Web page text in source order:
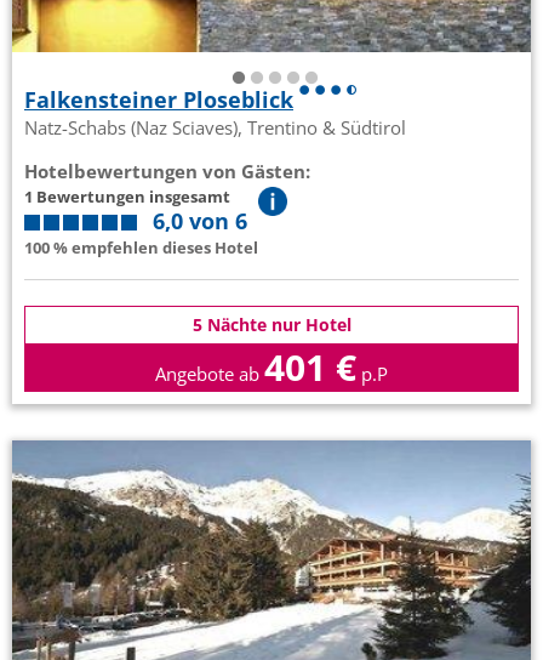
Falkensteiner Ploseblick
Natz-Schabs (Naz Sciaves), Trentino & Südtirol
Hotelbewertungen von Gästen:
1 Bewertungen insgesamt
6,0 von 6
100 % empfehlen dieses Hotel
5 Nächte nur Hotel
Angebote ab 401 € p.P